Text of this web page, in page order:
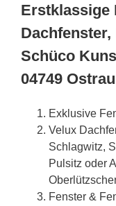
Erstklassige
Schüco
04749 Ostrau
Exklusive
Velux
Schlagwitz,
Pulsitz oder
Fenster &